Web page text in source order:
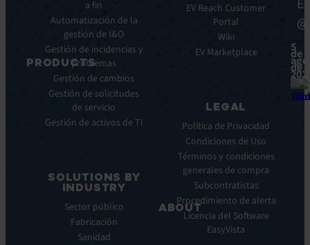
Integraciones
PRODUCTS
ITSM:
EV
Manager
Automatización:
Orchestrate
Descubrimiento
a fin
Automatización de la
gestión de I&O
Gestión de incidencias y
problemas
Gestión de cambios
Gestión de solicitudes
de servicio
Gestión de activos de TI
SOLUTIONS BY
INDUSTRY
Sector público
Fabricación
Sanidad
Whitepapers
Notas
prensa
ABOUT
EV Reach Customer
Portal
Wiki
EV Marketplace
LEGAL
Política de Privacidad
Condiciones de Uso
Términos y condiciones
generales de compra
Subcontratistas
Procedimiento de alerta
Licencia del Software
EasyVista
5
de
de